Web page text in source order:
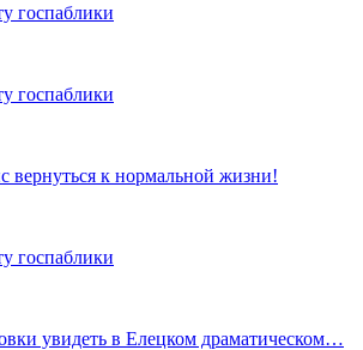
госпаблики
госпаблики
вернуться к нормальной жизни!
госпаблики
увидеть в Елецком драматическом…